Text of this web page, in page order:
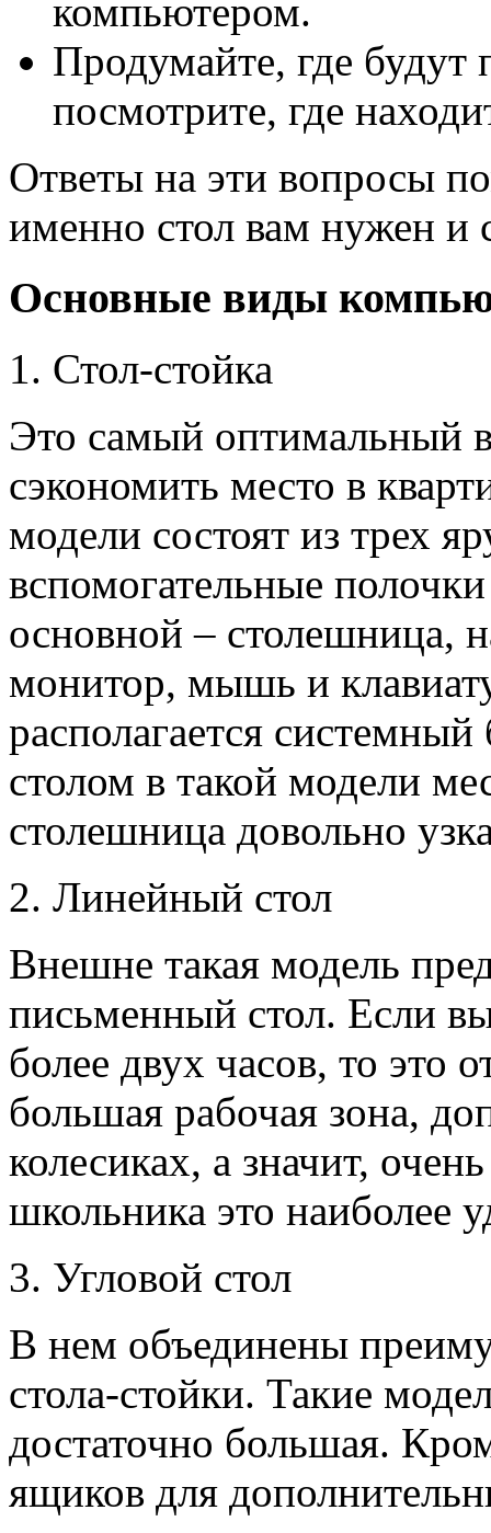
компьютером.
Продумайте, где будут
посмотрите, где
Ответы на эти вопросы
именно стол вам нужен и
Основные виды
1. Стол-стойка
Это самый оптимальный
сэкономить место в
модели состоят из трех
вспомогательные
основной – столешница,
монитор, мышь и
располагается
столом в такой модели
столешница довольно
2. Линейный стол
Внешне такая модель
письменный стол. Если
более двух часов, то это
большая рабочая зона,
колесиках, а значит,
школьника это наиболее
3. Угловой стол
В нем объединены
стола-стойки. Такие
достаточно большая.
ящиков для